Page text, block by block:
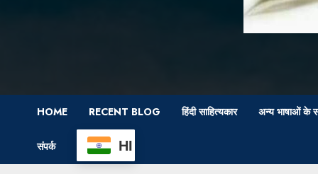
HOME RECENT BLOG हिंदी साहित्यकार अन्य भाषाओं के
संपर्क HI